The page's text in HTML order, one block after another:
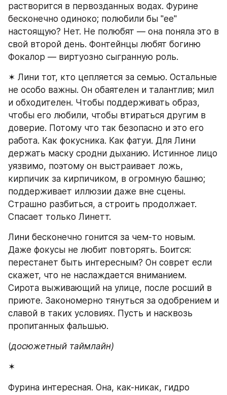
растворится в первозданных водах. Фурине
бесконечно одиноко; полюбили бы "ее"
настоящую? Нет. Не полюбят — она поняла это в
свой второй день. Фонтейнцы любят богиню
Фокалор — виртуозно сыгранную роль.
✶ Лини тот, кто цепляется за семью. Остальные
не особо важны. Он обаятелен и талантлив; мил
и обходителен. Чтобы поддерживать образ,
чтобы его любили, чтобы втираться другим в
доверие. Потому что так безопасно и это его
работа. Как фокусника. Как фатуи. Для Лини
держать маску сродни дыханию. Истинное лицо
уязвимо, поэтому он выстраивает ложь,
кирпичик за кирпичиком, в огромную башню;
поддерживает иллюзии даже вне сцены.
Страшно разбиться, а строить продолжает.
Спасает только Линетт.
Лини бесконечно гонится за чем-то новым.
Даже фокусы не любит повторять. Боится:
перестанет быть интересным? Он соврет если
скажет, что не наслаждается вниманием.
Сирота выживающий на улице, после росший в
приюте. Закономерно тянуться за одобрением и
славой в таких условиях. Пусть и насквозь
пропитанных фальшью.
(досюжетный таймлайн)
✶
Фурина интересная. Она, как-никак, гидро